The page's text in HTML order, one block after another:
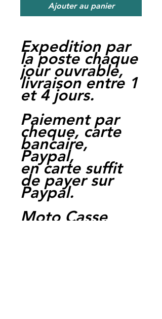
Ajouter au panier
Expedition par
la poste chaque
jour ouvrable,
livraison entre 1
et 4 jours.
Paiement par
cheque, carte
bancaire,
Paypal,
en carte suffit
de payer sur
Paypal.
Moto Casse